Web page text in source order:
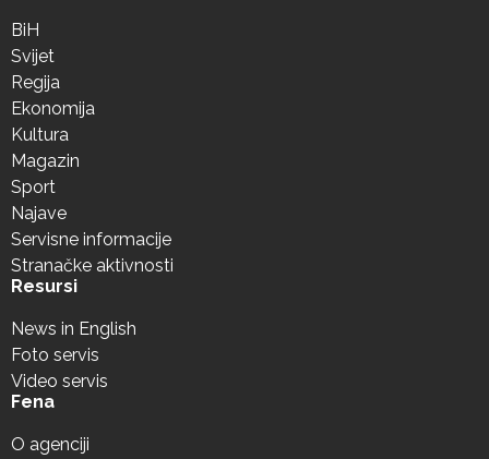
BiH
Svijet
Regija
Ekonomija
Kultura
Magazin
Sport
Najave
Servisne informacije
Stranačke aktivnosti
Resursi
News in English
Foto servis
Video servis
Fena
O agenciji